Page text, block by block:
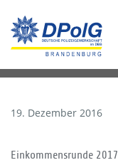
19. Dezember 2016
Einkommensrunde 2017